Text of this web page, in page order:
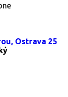
Ostrava 25